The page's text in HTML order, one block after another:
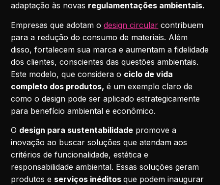
adaptação às novas regulamentações ambientais.
Empresas que adotam odesign circular contribuem
para a redução do consumo de materiais. Além
disso, fortalecem sua marca e aumentam a fidelidade
dos clientes, conscientes das questões ambientais.
Este modelo, que considera o ciclo de vida
completo dos produtos, é um exemplo claro de
como o design pode ser aplicado estrategicamente
para benefício ambiental e econômico.
O design para sustentabilidade promove a
inovação ao buscar soluções que atendam aos
critérios de funcionalidade, estética e
responsabilidade ambiental. Essas soluções geram
produtos e serviços inéditosque podem inaugurar